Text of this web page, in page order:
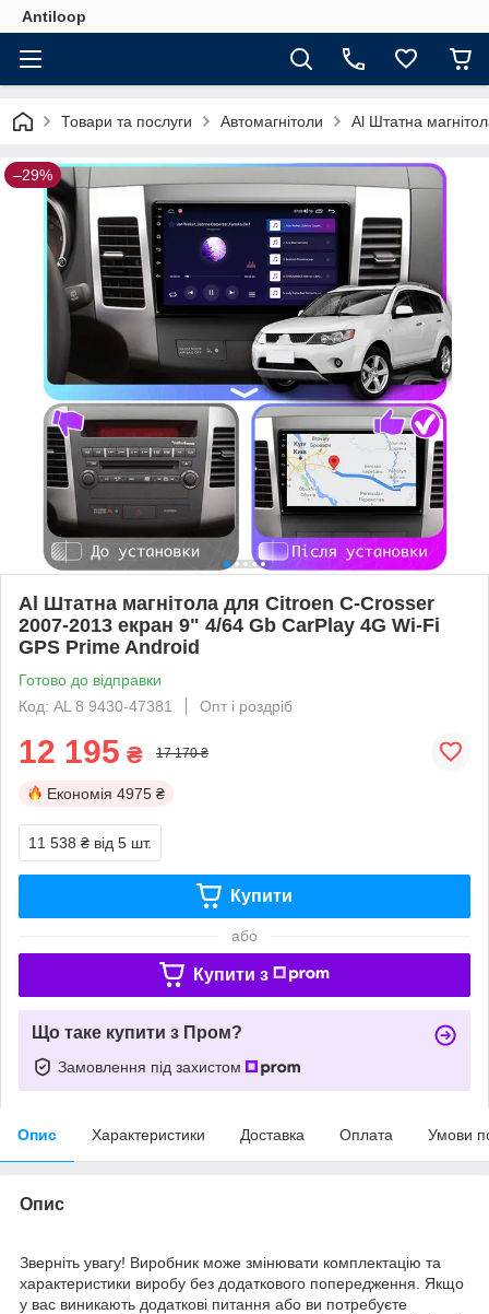
Antiloop
Товари та послуги Автомагнітоли Al Штатна
–29%
Al Штатна магнітола для Citroen C-Crosser
2007-2013 екран 9" 4/64 Gb CarPlay 4G Wi-Fi
GPS Prime Android
Готово до відправки
Код: AL 8 9430-47381
Опт і роздріб
12 195 ₴ 17 170 ₴
Економія 4975 ₴
11 538 ₴ від 5 шт.
Купити
або
Купити з
Що таке купити з Пром?
Замовлення під захистом
Опис Характеристики Доставка Оплата Умови
Опис
Зверніть увагу! Виробник може змінювати комплектацію та
характеристики виробу без додаткового попередження. Якщо
у вас виникають додаткові питання або ви потребуєте